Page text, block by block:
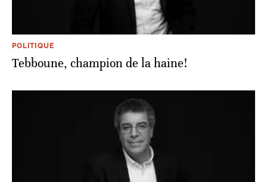
POLITIQUE
Tebboune, champion de la haine!